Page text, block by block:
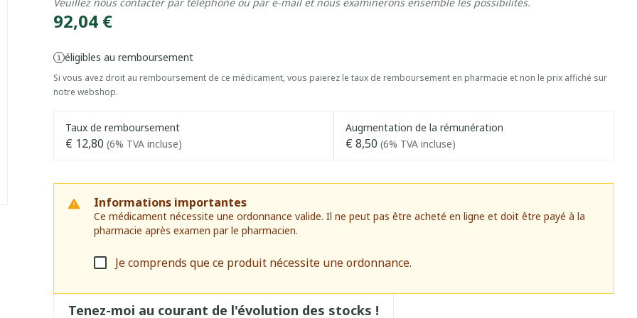
92,04 €
éligibles au remboursement
Si vous avez droit au remboursement de ce médicament, vous paierez le taux de remboursement en pharmacie et non le prix affiché sur
notre webshop.
Taux de remboursement
€ 12,80 (6% TVA incluse)
Augmentation de la rémunération
€ 8,50 (6% TVA incluse)
Informations importantes
Ce médicament nécessite une ordonnance valide. Il ne peut pas être acheté en ligne et doit être payé à la
pharmacie après examen par le pharmacien.
Je comprends que ce produit nécessite une ordonnance.
Tenez-moi au courant de l'évolution des stocks !